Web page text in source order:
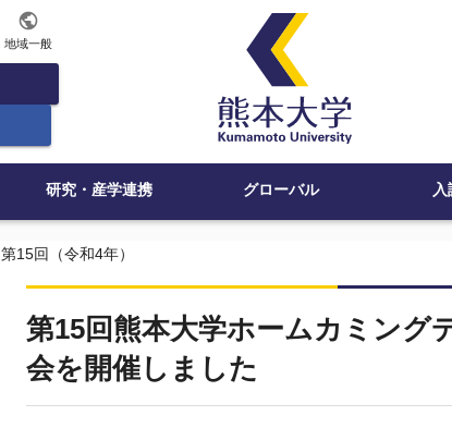
public
地域一般
研究・産学連携 グローバル
第15回（令和4年）
第15回熊本大学ホームカミング
会を開催しました